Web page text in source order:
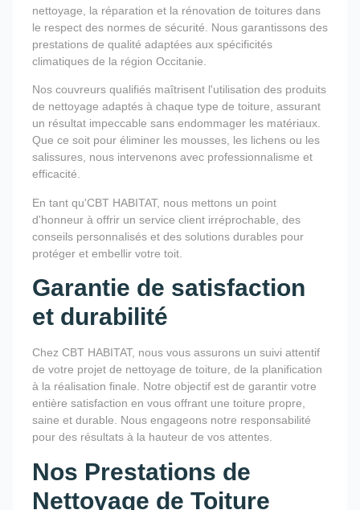
nettoyage, la réparation et la rénovation de toitures dans
le respect des normes de sécurité. Nous garantissons des
prestations de qualité adaptées aux spécificités
climatiques de la région Occitanie.
Nos couvreurs qualifiés maîtrisent l'utilisation des produits
de nettoyage adaptés à chaque type de toiture, assurant
un résultat impeccable sans endommager les matériaux.
Que ce soit pour éliminer les mousses, les lichens ou les
salissures, nous intervenons avec professionnalisme et
efficacité.
En tant qu'CBT HABITAT, nous mettons un point
d'honneur à offrir un service client irréprochable, des
conseils personnalisés et des solutions durables pour
protéger et embellir votre toit.
Garantie de satisfaction
et durabilité
Chez CBT HABITAT, nous vous assurons un suivi attentif
de votre projet de nettoyage de toiture, de la planification
à la réalisation finale. Notre objectif est de garantir votre
entière satisfaction en vous offrant une toiture propre,
saine et durable. Nous engageons notre responsabilité
pour des résultats à la hauteur de vos attentes.
Nos Prestations de
Nettoyage de Toiture